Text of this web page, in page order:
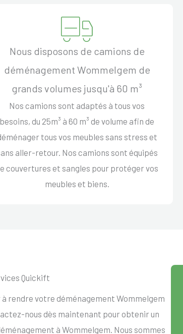
Nous disposons de camions de
déménagement Wommelgem de
grands volumes jusqu'à 60 m³
Nos camions sont adaptés à tous vos
besoins, du 25m³ à 60 m³ de volume afin de
tous vos meubles sans stress et
aller-retour. Nos camions sont équipés
couvertures et sangles pour protéger vos
meubles et biens.
Quickift
rendre votre déménagement Wommelgem
nous dès maintenant pour obtenir un
à Wommelgem. Nous sommes